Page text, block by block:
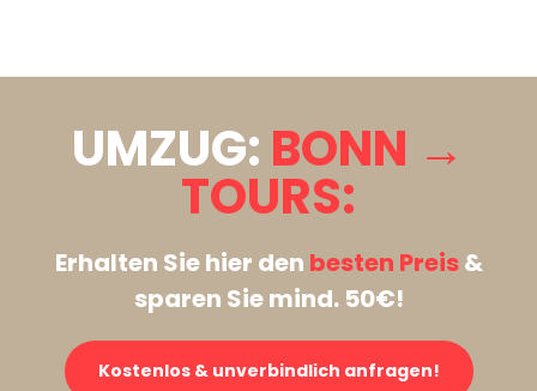
UMZUG: BONN →
TOURS:
Erhalten Sie hier den besten Preis&
sparen Sie mind. 50€!
Kostenlos & unverbindlich anfragen!